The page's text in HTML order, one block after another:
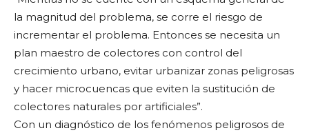
la magnitud del problema, se corre el riesgo de
incrementar el problema. Entonces se necesita un
plan maestro de colectores con control del
crecimiento urbano, evitar urbanizar zonas peligrosas
y hacer microcuencas que eviten la sustitución de
colectores naturales por artificiales”.
Con un diagnóstico de los fenómenos peligrosos de